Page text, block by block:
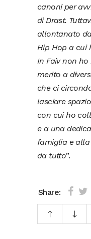
canoni per
di Drast.
allontanato
Hip Hop a cui
In Faiv non
merito a
che ci
lasciare
con cui ho
e a una
famiglia e
da tutto”.
Share: